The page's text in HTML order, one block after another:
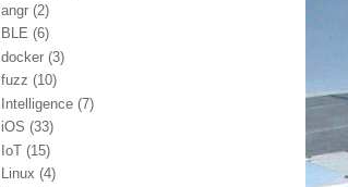
angr (2)
BLE (6)
docker (3)
fuzz (10)
Intelligence (7)
iOS (33)
IoT (15)
Linux (4)